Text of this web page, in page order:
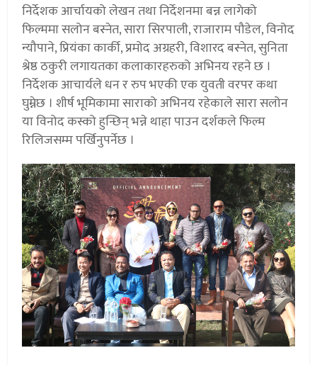
निर्देशक आर्चायको लेखन तथा निर्देशनमा बन्न लागेको
फिल्ममा सलोन बस्नेत, सारा सिरपाली, राजाराम पौडेल, विनोद
न्यौपाने, प्रियंका कार्की, प्रमोद अग्रहरी, विशारद बस्नेत, सुनिता
श्रेष्ठ ठकुरी लगायतका कलाकारहरुको अभिनय रहने छ ।
निर्देशक आचार्यले धन र रुप भएकी एक युवती वरपर कथा
घुम्नेछ । शीर्ष भूमिकामा साराको अभिनय रहेकाले सारा सलोन
या विनोद कस्को हुन्छिन् भन्ने थाहा पाउन दर्शकले फिल्म
रिलिजसम्म पर्खिनुपर्नेछ ।